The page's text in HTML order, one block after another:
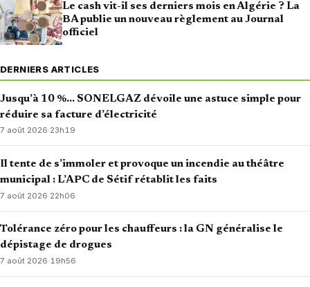
Le cash vit-il ses derniers mois en Algérie ? La
BA publie un nouveau règlement au Journal
officiel
DERNIERS ARTICLES
Jusqu’à 10 %… SONELGAZ dévoile une astuce simple pour
réduire sa facture d’électricité
7 août 2026·23h19
Il tente de s’immoler et provoque un incendie au théâtre
municipal : L’APC de Sétif rétablit les faits
7 août 2026·22h06
Tolérance zéro pour les chauffeurs : la GN généralise le
dépistage de drogues
7 août 2026·19h56